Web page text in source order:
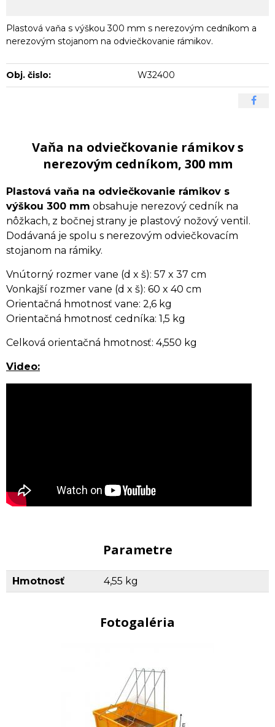
Plastová vaňa s výškou 300 mm s nerezovým cedníkom a
nerezovým stojanom na odviečkovanie rámikov.
Obj. čislo: W32400
Vaňa na odviečkovanie rámikov s
nerezovým cedníkom, 300 mm
Plastová vaňa na odviečkovanie rámikov s
výškou 300 mm obsahuje nerezový cedník na
nôžkach, z bočnej strany je plastový nožový ventil.
Dodávaná je spolu s nerezovým odviečkovacím
stojanom na rámiky.
Vnútorný rozmer vane (d x š): 57 x 37 cm
Vonkajší rozmer vane (d x š): 60 x 40 cm
Orientačná hmotnosť vane: 2,6 kg
Orientačná hmotnosť cedníka: 1,5 kg
Celková orientačná hmotnosť: 4,550 kg
Video:
Parametre
Hmotnosť 4,55 kg
Fotogaléria